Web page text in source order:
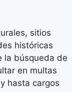
sitios
históricas
la búsqueda de
en multas
hasta cargos